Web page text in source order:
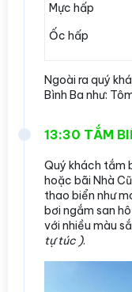
Mực hấp
Ốc hấp
Ngoài ra quý
Bình Ba như:
13:30 TẮM
Quý khách tắm
hoặc bãi Nhà
thao biển như
bơi ngắm san
với nhiều màu
tự túc ).